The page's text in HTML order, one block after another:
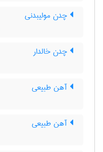
چدن مولیبدنی
چدن خالدار
آهن طبیعی
آهن طبیعی